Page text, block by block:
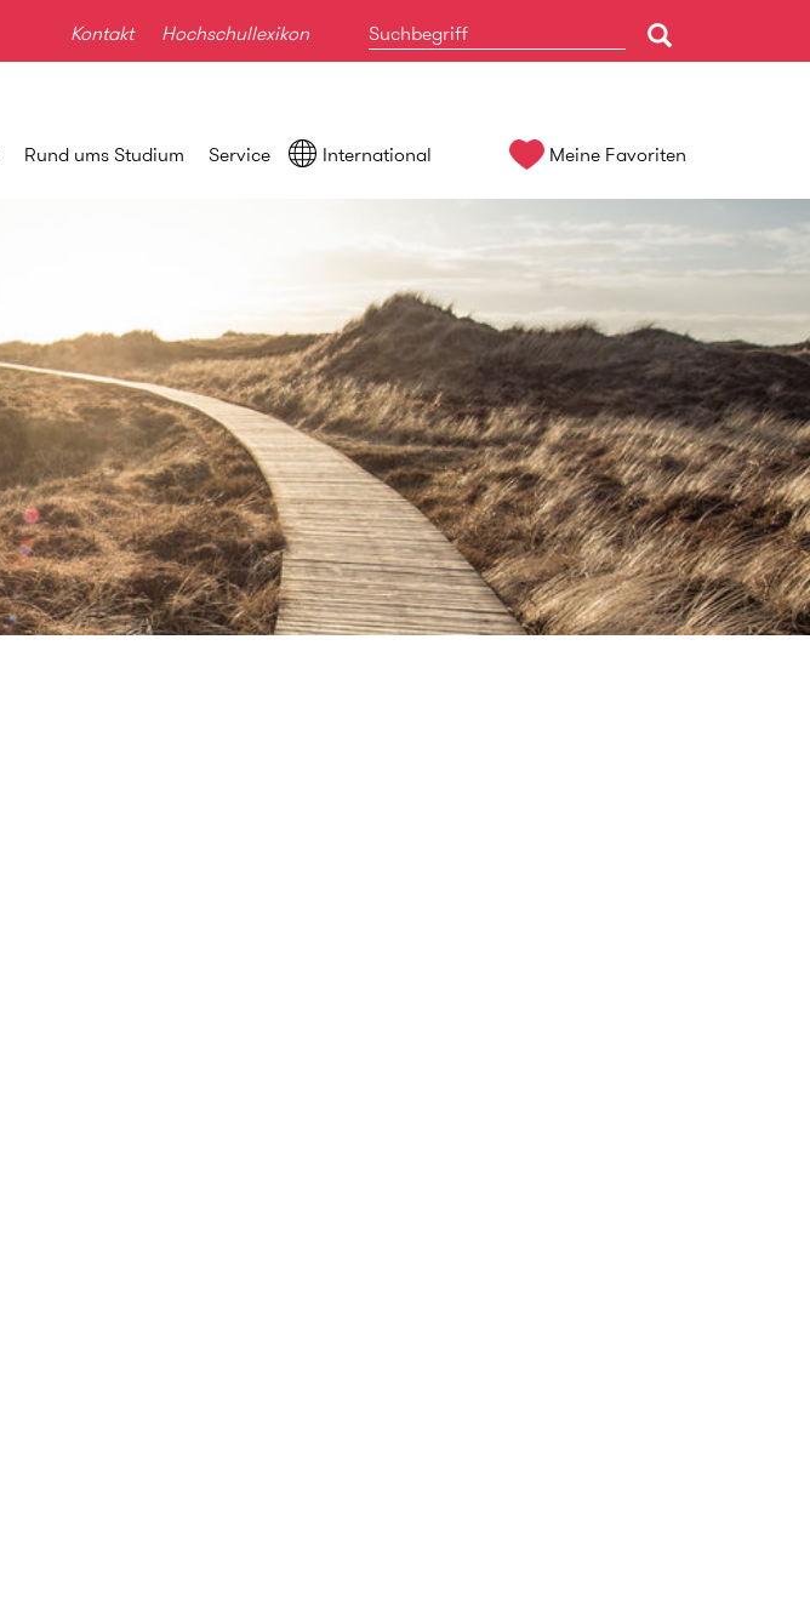
Kontakt Hochschullexikon
Rund ums Studium Service International Meine Favoriten